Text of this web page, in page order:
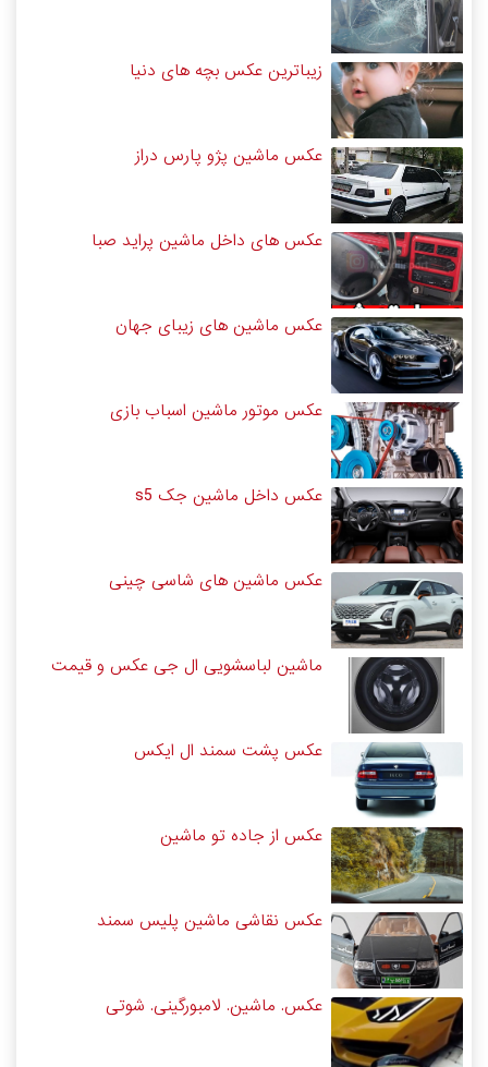
زیباترین عکس بچه های دنیا
عکس ماشین پژو پارس دراز
عکس های داخل ماشین پراید صبا
عکس ماشین های زیبای جهان
عکس موتور ماشین اسباب بازی
عکس داخل ماشین جک s5
عکس ماشین های شاسی چینی
ماشین لباسشویی ال جی عکس و قیمت
عکس پشت سمند ال ایکس
عکس از جاده تو ماشین
عکس نقاشی ماشین پلیس سمند
عکس. ماشین. لامبورگینی. شوتی